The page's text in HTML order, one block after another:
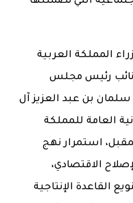
المملكة العربية
نائب رئيس مجلس
سلمان بن عبد العزيز آل
العامة للمملكة
استمرار نهج
الاقتصادي،
القاعدة الإنتاجية